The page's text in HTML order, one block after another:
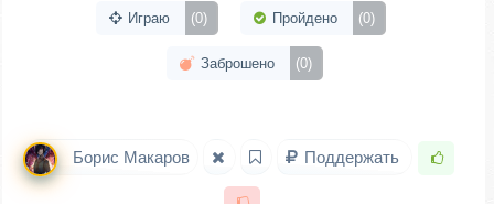
Играю (0) Пройдено (0)
Заброшено (0)
Борис Макаров Поддержать